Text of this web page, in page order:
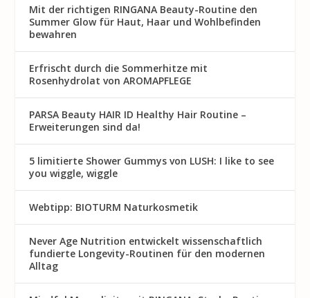
Mit der richtigen RINGANA Beauty-Routine den
Summer Glow für Haut, Haar und Wohlbefinden
bewahren
Erfrischt durch die Sommerhitze mit
Rosenhydrolat von AROMAPFLEGE
PARSA Beauty HAIR ID Healthy Hair Routine –
Erweiterungen sind da!
5 limitierte Shower Gummys von LUSH: I like to see
you wiggle, wiggle
Webtipp: BIOTURM Naturkosmetik
Never Age Nutrition entwickelt wissenschaftlich
fundierte Longevity-Routinen für den modernen
Alltag